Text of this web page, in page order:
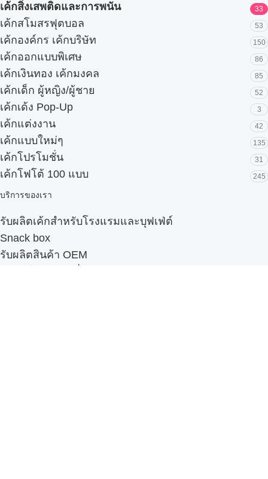
เค้กสิ่งเสพติดและการพนัน 33
เค้กสโมสรฟุตบอล 53
เค้กองค์กร เค้กบริษัท 150
เค้กออกแบบพิเศษ 86
เค้กเงินทอง เค้กมงคล 85
เค้กเด็ก ผู้หญิง/ผู้ชาย 52
เค้กเด้ง Pop-Up 3
เค้กแต่งงาน 42
เค้กแบบใหม่ๆ 135
เค้กโปรโมชั่น 31
เค้กโฟโต้ 100 แบบ 245
บริการของเรา
รับผลิตเค้กสำหรับโรงแรมและบุฟเฟ่ต์
Snack box
รับผลิตสินค้า OEM